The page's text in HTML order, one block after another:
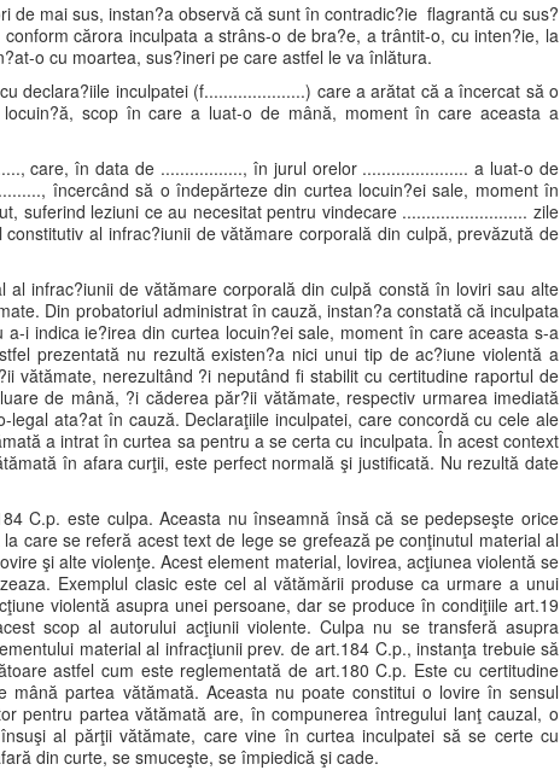
de mai sus, instan?a observă că sunt în contradic?ie flagrantă cu sus?
cărora inculpata a strâns-o de bra?e, a trântit-o, cu inten?ie, la
o cu moartea, sus?ineri pe care astfel le va înlătura.
declara?iile inculpatei (f.....................) care a arătat că a încercat să o
scop în care a luat-o de mână, moment în care aceasta a
care, în data de ................., în jurul orelor ...................... a luat-o de
încercând să o îndepărteze din curtea locuin?ei sale, moment în
suferind leziuni ce au necesitat pentru vindecare .......................... zile
al infrac?iunii de vătămare corporală din culpă, prevăzută de
al infrac?iunii de vătămare corporală din culpă constă în loviri sau alte
Din probatoriul administrat în cauză, instan?a constată că inculpata
i indica ie?irea din curtea locuin?ei sale, moment în care aceasta s-a
prezentată nu rezultă existen?a nici unui tip de ac?iune violentă a
vătămate, nerezultând ?i neputând fi stabilit cu certitudine raportul de
de mână, ?i căderea păr?ii vătămate, respectiv urmarea imediată
ata?at în cauză. Declaraţiile inculpatei, care concordă cu cele ale
a intrat în curtea sa pentru a se certa cu inculpata. În acest context
în afara curţii, este perfect normală şi justificată. Nu rezultă date
C.p. este culpa. Aceasta nu înseamnă însă că se pedepseşte orice
care se referă acest text de lege se grefează pe conţinutul material al
şi alte violenţe. Acest element material, lovirea, acţiunea violentă se
Exemplul clasic este cel al vătămării produse ca urmare a unui
violentă asupra unei persoane, dar se produce în condiţiile art.19
scop al autorului acţiunii violente. Culpa nu se transferă asupra
material al infracţiunii prev. de art.184 C.p., instanţa trebuie să
astfel cum este reglementată de art.180 C.p. Este cu certitudine
partea vătămată. Aceasta nu poate constitui o lovire în sensul
pentru partea vătămată are, în compunerea întregului lanţ cauzal, o
al părţii vătămate, care vine în curtea inculpatei să se certe cu
din curte, se smuceşte, se împiedică şi cade.